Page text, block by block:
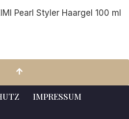
Pearl Styler Haargel 100 ml
IMPRESSUM